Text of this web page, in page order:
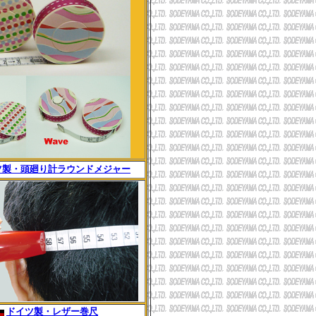
製・頭廻り計ラウンドメジャー
ドイツ製・レザー巻尺